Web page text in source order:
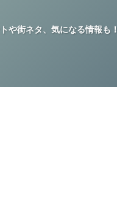
や街ネタ、気になる情報も！